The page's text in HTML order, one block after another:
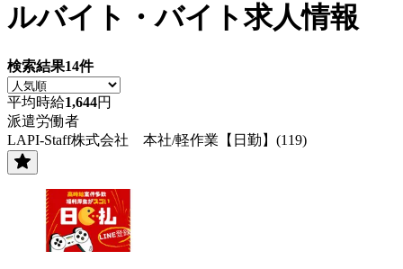
ルバイト・バイト求人情報
検索結果14件
平均時給1,644円
派遣労働者
LAPI-Staff株式会社 本社/軽作業【日勤】(119)